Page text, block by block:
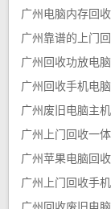
广州电脑内存回
广州靠谱的上门
广州回收功放电
广州回收手机电
广州废旧电脑主
广州上门回收一
广州苹果电脑回收
广州上门回收手